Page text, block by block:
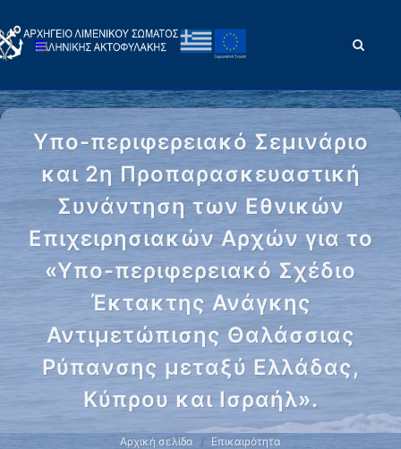
Υπο-περιφερειακό Σεμινάριο
και 2η Προπαρασκευαστική
Συνάντηση των Εθνικών
Επιχειρησιακών Αρχών για το
«Υπο-περιφερειακό Σχέδιο
Έκτακτης Ανάγκης
Αντιμετώπισης Θαλάσσιας
Ρύπανσης μεταξύ Ελλάδας,
Κύπρου και Ισραήλ».
Αρχική σελίδα
Επικαιρότητα